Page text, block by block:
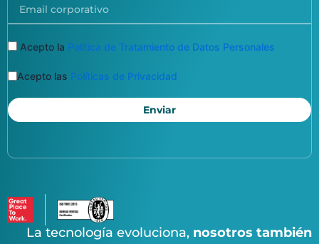
corporativo
Acepto la Política de Tratamiento de Datos Personales
Acepto las Políticas de Privacidad
Enviar
La tecnología evoluciona, nosotros también